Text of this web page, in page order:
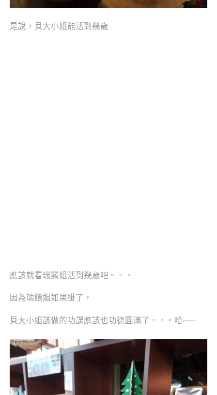
是說，貝大小姐能活到幾歲
應該就看瑞餚姐活到幾歲吧。。。
因為瑞餚姐如果掛了，
貝大小姐該做的功課應該也功德圓滿了。。。哈~~~